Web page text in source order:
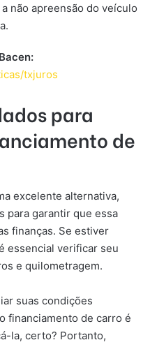
não apreensão do veículo
txjuros
para
de
excelente alternativa,
para garantir que essa
finanças. Se estiver
essencial verificar seu
e quilometragem.
suas condições
financiamento de carro é
la, certo? Portanto,